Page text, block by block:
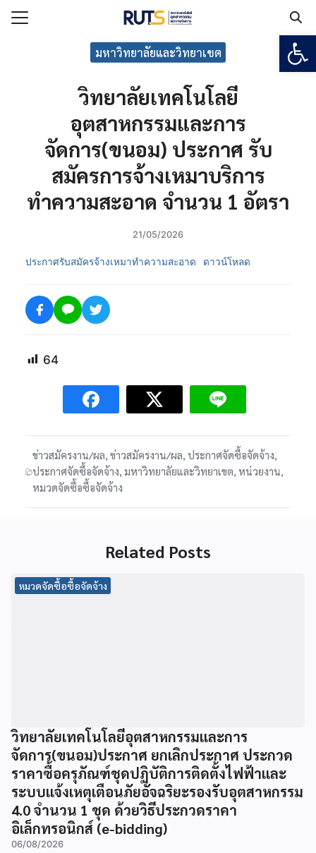
มหาวิทยาลัยและวิทยาเขต
วิทยาลัยเทคโนโลยี
อุตสาหกรรมและการ
จัดการ(ขนอม) ประกาศ รับ
สมัครการจ้างเหมาบริการ
ทำความสะอาด จำนวน 1 อัตรา
21/05/2026
ประกาศรับสมัครจ้างเหมาทำความสะอาด ดาวน์โหลด
64
ข่าวสมัครงาน/ผล ,ข่าวสมัครงาน/ผล ,ประกาศจัดซื้อจัดจ้าง
ประกาศจัดซื้อจัดจ้าง ,มหาวิทยาลัยและวิทยาเขต ,หน่วยงาน
หมวดจัดซื้อซื้อจัดจ้าง
Related Posts
หมวดจัดซื้อซื้อจัดจ้าง
วิทยาลัยเทคโนโลยีอุตสาหกรรมและการ
จัดการ(ขนอม)ประกาศ ยกเลิกประกาศ ประกวด
ราคาซื้อครุภัณฑ์ชุดปฏิบัติการติดตั้งไฟฟ้าและ
ระบบแจ้งเหตุเตือนภัยอัจฉริยะรองรับอุตสาหกรรม
4.0 จำนวน 1 ชุด ด้วยวิธีประกวดราคา
อิเล็กทรอนิกส์ (e-bidding)
06/08/2026